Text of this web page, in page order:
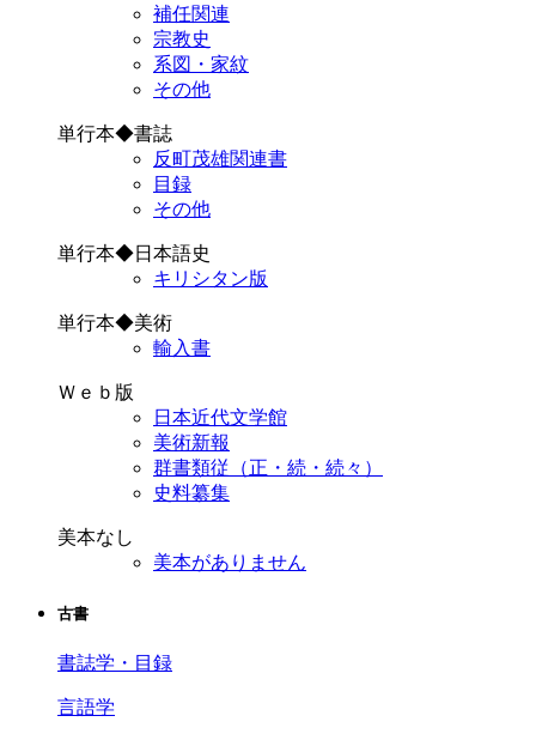
補任関連
宗教史
系図・家紋
その他
単行本◆書誌
反町茂雄関連書
目録
その他
単行本◆日本語史
キリシタン版
単行本◆美術
輸入書
Ｗｅｂ版
日本近代文学館
美術新報
群書類従（正・続・続々）
史料纂集
美本なし
美本がありません
古書
書誌学・目録
言語学